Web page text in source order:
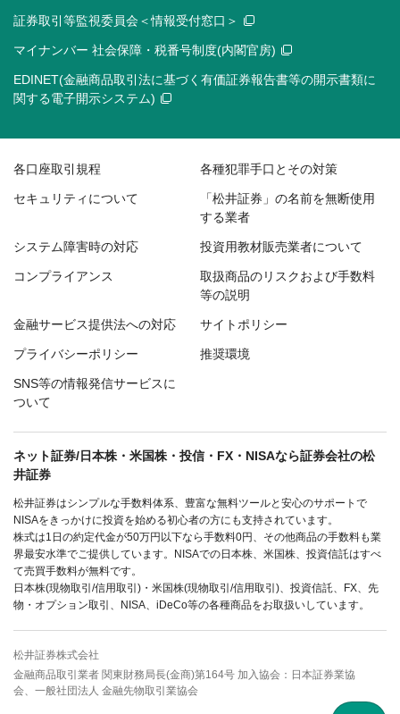
証券取引等監視委員会＜情報受付窓口＞
マイナンバー 社会保障・税番号制度(内閣官房)
EDINET(金融商品取引法に基づく有価証券報告書等の開示書類に
関する電子開示システム)
各口座取引規程 各種犯罪手口とその対策
セキュリティについて
「松井証券」の名前を無断使用
する業者
システム障害時の対応 投資用教材販売業者について
コンプライアンス
取扱商品のリスクおよび手数料
等の説明
金融サービス提供法への対応 サイトポリシー
プライバシーポリシー 推奨環境
SNS等の情報発信サービスに
ついて
ネット証券/日本株・米国株・投信・FX・NISAなら証券会社の松
井証券
松井証券はシンプルな手数料体系、豊富な無料ツールと安心のサポートで
NISAをきっかけに投資を始める初心者の方にも支持されています。
株式は1日の約定代金が50万円以下なら手数料0円、その他商品の手数料も業
界最安水準でご提供しています。NISAでの日本株、米国株、投資信託はすべ
て売買手数料が無料です。
日本株(現物取引/信用取引)・米国株(現物取引/信用取引)、投資信託、FX、先
物・オプション取引、NISA、iDeCo等の各種商品をお取扱いしています。
松井証券株式会社
金融商品取引業者 関東財務局長(金商)第164号 加入協会：日本証券業協
会、一般社団法人 金融先物取引業協会